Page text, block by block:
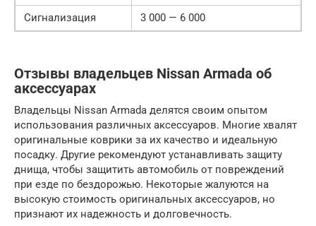
Сигнализация 3 000 — 6 000
Отзывы владельцев Nissan Armada об
аксессуарах
Владельцы Nissan Armada делятся своим опытом
использования различных аксессуаров. Многие хвалят
оригинальные коврики за их качество и идеальную
посадку. Другие рекомендуют устанавливать защиту
днища, чтобы защитить автомобиль от повреждений
при езде по бездорожью. Некоторые жалуются на
высокую стоимость оригинальных аксессуаров, но
признают их надежность и долговечность.